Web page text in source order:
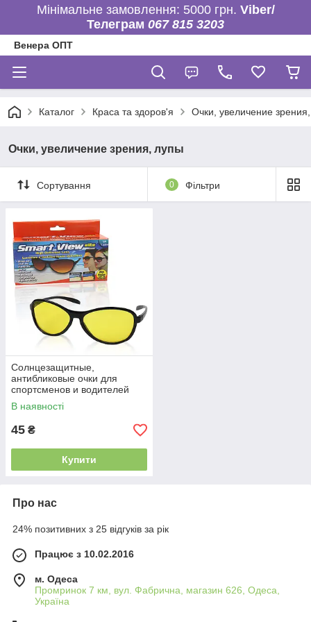
Мінімальне замовлення: 5000 грн. Viber/
Телеграм 067 815 3203
Венера ОПТ
Каталог Краса та здоров'я Очки, увеличение
Очки, увеличение зрения, лупы
Сортування 0 Фільтри
Солнцезащитные,
антибликовые очки для
спортсменов и водителей
SMART VIEW ELITE
В наявності
45 ₴
Купити
Про нас
24% позитивних з 25 відгуків за рік
Працює з 10.02.2016
м. Одеса
Промринок 7 км, вул. Фабрична, магазин 626, Одеса,
Україна